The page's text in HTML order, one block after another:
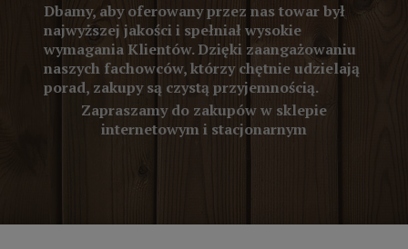
Dbamy, aby oferowany przez nas towar był
najwyższej jakości i spełniał wysokie
wymagania Klientów. Dzięki zaangażowaniu
naszych fachowców, którzy chętnie udzielają
porad, zakupy są czystą przyjemnością.
Zapraszamy do zakupów w sklepie
internetowym i stacjonarnym